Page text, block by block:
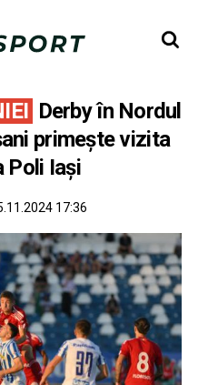
Derby în Nordul
primește vizita
Poli Iași
17:36